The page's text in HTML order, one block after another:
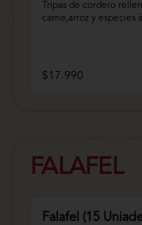
Tripas de cordero
carne,arroz y especies
$17.990
FALAFEL
Falafel (15